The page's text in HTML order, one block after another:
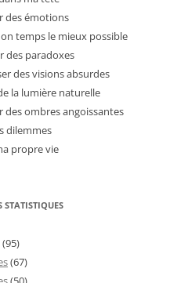
des émotions
temps le mieux possible
des paradoxes
des visions absurdes
la lumière naturelle
des ombres angoissantes
dilemmes
propre vie
STATISTIQUES
(95)
(67)